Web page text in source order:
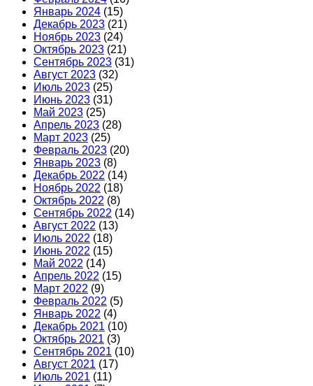
Январь 2024 (15)
Декабрь 2023 (21)
Ноябрь 2023 (24)
Октябрь 2023 (21)
Сентябрь 2023 (31)
Август 2023 (32)
Июль 2023 (25)
Июнь 2023 (31)
Май 2023 (25)
Апрель 2023 (28)
Март 2023 (25)
Февраль 2023 (20)
Январь 2023 (8)
Декабрь 2022 (14)
Ноябрь 2022 (18)
Октябрь 2022 (8)
Сентябрь 2022 (14)
Август 2022 (13)
Июль 2022 (18)
Июнь 2022 (15)
Май 2022 (14)
Апрель 2022 (15)
Март 2022 (9)
Февраль 2022 (5)
Январь 2022 (4)
Декабрь 2021 (10)
Октябрь 2021 (3)
Сентябрь 2021 (10)
Август 2021 (17)
Июль 2021 (11)